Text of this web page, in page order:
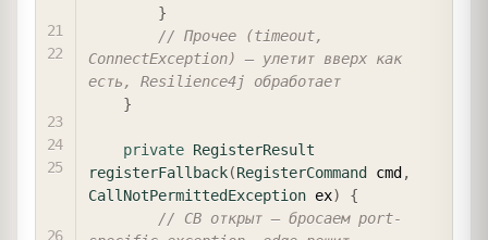
}
// Прочее (timeout,
ConnectException) — улетит вверх как
есть, Resilience4j обработает
}
private RegisterResult
registerFallback(RegisterCommand cmd ,
CallNotPermittedException ex)
{
// CB открыт — бросаем port-